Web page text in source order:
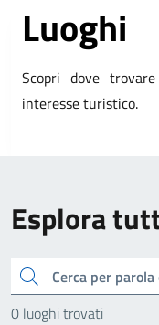
Luoghi
Scopri dove
interesse turistico.
Esplora
Cerca
0 luoghi trovati